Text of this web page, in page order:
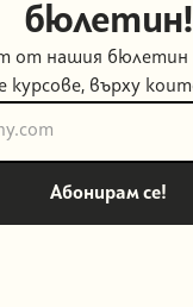
бюлетин!
от нашия бюлетин
курсове, върху